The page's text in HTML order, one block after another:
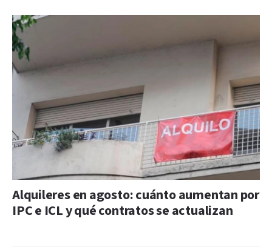
Alquileres en agosto: cuánto aumentan por
IPC e ICL y qué contratos se actualizan